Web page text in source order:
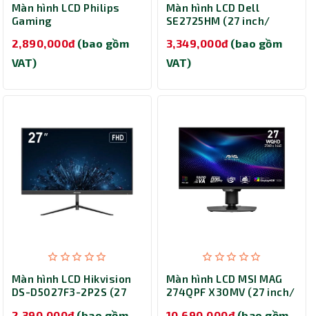
Màn hình LCD Philips
Gaming
inch/ 2560 x 1440/ 300
cd/m2/ 4ms/ 144Hz)
2,890,000đ (bao gồm
VAT)
Màn hình LCD Dell
SE2725HM (27 inch/
cd/m2/ 5ms/ 100Hz)
3,349,000đ (bao gồm
VAT)
Màn hình LCD Hikvision
DS-D5027F3-2P2S (27
Màn hình LCD MSI MAG
274QPF X30MV (27 inch/